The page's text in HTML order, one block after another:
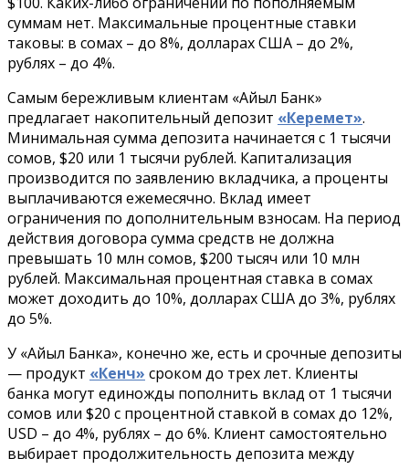
суммам нет. Максимальные процентные ставки
таковы: в сомах – до 8%, долларах США – до 2%,
рублях – до 4%.
Самым бережливым клиентам «Айыл Банк»
предлагает накопительный депозит «Керемет».
Минимальная сумма депозита начинается с 1 тысячи
сомов, $20 или 1 тысячи рублей. Капитализация
производится по заявлению вкладчика, а проценты
выплачиваются ежемесячно. Вклад имеет
ограничения по дополнительным взносам. На период
действия договора сумма средств не должна
превышать 10 млн сомов, $200 тысяч или 10 млн
рублей. Максимальная процентная ставка в сомах
может доходить до 10%, долларах США до 3%, рублях
до 5%.
У «Айыл Банка», конечно же, есть и срочные депозиты
— продукт «Кенч» сроком до трех лет. Клиенты
банка могут единожды пополнить вклад от 1 тысячи
сомов или $20 с процентной ставкой в сомах до 12%,
USD – до 4%, рублях – до 6%. Клиент самостоятельно
выбирает продолжительность депозита между